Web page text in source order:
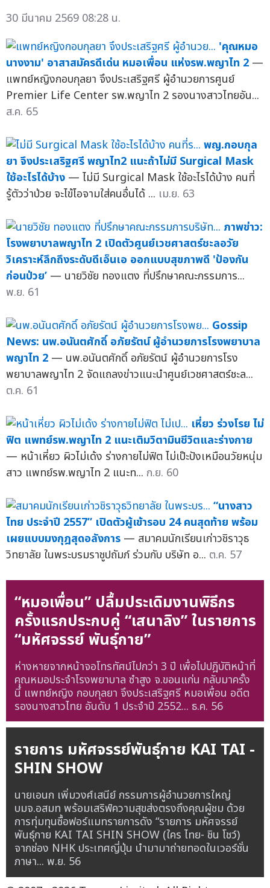
30 มีนาคม 2569 08:28 น.
'คุณหมอ
นางงาม' อาสาสมัครดีเด่น หมอเพื่อน แห่งรพ.พญาไท 2 —
แพทย์หญิงกอบกุลยา จึงประเสริฐศรี ผู้อำนวยการศูนย์
Premier Life Center รพ.พญาไท 2 รองนางสาวไทยอัน...
ส.ค. 65
พญ.กอบกุล
ยา จึงประเสริฐศรี พญาไท2 แนะถ้าไม่มี Surgical Mask
ใช้อะไรได้บ้าง — ไม่มี Surgical Mask ใช้อะไรได้บ้าง คนที่
รู้ตัวว่าป่วย จะไข้ไอจามใส่คนอื่นได้ ... เม.ย. 63
ภาพข่าว:
โรงพยาบาลพญาไท 2 เปิดตัวศูนย์เวชศาสตร์ชะลอวัย
วิเคราะห์ลึกถึงระดับดีเอ็นเอ ออกแบบสุขภาพดี 'ป้องกัน
ก่อนป่วย’ — นายวิชัย ทองแตง ที่ปรึกษาคณะกรรมการ...
พ.ย. 61
Gossip
News: นพ.อนันตศักดิ์ อภัยรัตน์ ผู้อำนวยการโรงพยาบาล
พญาไท 2 — นพ.อนันตศักดิ์ อภัยรัตน์ ผู้อำนวยการโรง
พยาบาลพญาไท 2 จัดแถลงข่าวแนะนำศูนย์เวชศาสตร์ชะล...
ต.ค. 61
เหี่ยว ร่วงโรย ไม่
ฟิต แพทย์รพ.พญาไท 2 แนะเติมวิตามินชีวิตและร่างกาย
— หน้าเหี่ยว ผิวไม่เด้ง ร่างกายไม่ฟิต ไม่เป๊ะปังเหมือนวัยหนุ่ม
สาว แพทย์รพ.พญาไท 2 แนะท... ก.ย. 60
“นางสาว
ไทย ประจำปี 2557” เปิดตัวผู้เข้ารอบ 24 คนสุดท้าย พร้อม
เผยแบบมงกุฎสุดอลังการ — สมาคมนักเรียนเก่าวชิราวุธ
วิทยาลัย ในพระบรมราชูปถัมภ์ ร่วมกับ บริษัท อ... ต.ค. 57
“หมอเพื่อน” ปลื้มประเดิมงานพิธีกร
ครั้งแรกประกบคู่ “เสนาลิง” ในรายการ
“มหัศจรรย์ พันธุ์กาย”
ห่างหายจากหน้าจอโทรทัศน์ไปกว่า 3 ปี เพื่อไปปฎิบัติหน้าที่
คุณหมอประจำโรงพยาบาล ซำสูง จ.ขอนแก่น กลับมาครั้ง
นี้ แพทย์หญิง กอบกุลยา จึงประเสริฐศรี หมอเพื่อน อดีต
รองนางสาวไทย อันดับ 1 ประจำปี 2552... ธ.ค. 56
รายการ มหัศจรรย์พันธุ์กาย KAI TAI -
SHIN SHOW
นายเอนก เพิ่มวงศ์เสนีย์ กรรมการผู้อำนวยการใหญ่
บมจ.อสมท พร้อมเสริฟ์ความสุขส่งตรงถึงคุณผู้ชม ด้วย
การทุ่มทุนซื้อฟอร์แมทรายการดัง “รายการ มหัศจรรย์
พันธุ์กาย KAI TAI SHIN SHOW (ใคร ไทย- ชิน โชว์)
จากช่อง NHK ประเทศญี่ปุ่น นำมามาถ่ายทอดในเวอร์ชั่น
ภาษา... พ.ย. 56